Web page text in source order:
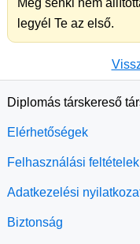
legyél Te az első.
Diplomás társkereső
Elérhetőségek
Felhasználási feltételek
Adatkezelési
Biztonság